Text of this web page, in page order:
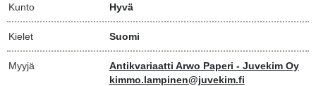
Kunto Hyvä
Kielet Suomi
Myyjä
Antikvariaatti Arwo Paperi - Juvekim Oy
kimmo.lampinen@juvekim.fi